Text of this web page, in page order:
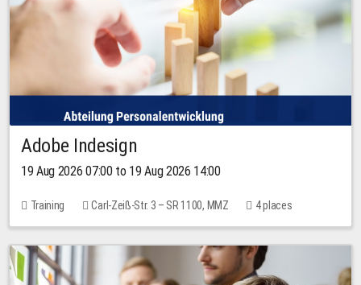
Adobe Indesign
19 Aug 2026 07:00 to 19 Aug 2026 14:00
Training Carl-Zeiß-Str. 3 – SR 1100, MMZ 4 places